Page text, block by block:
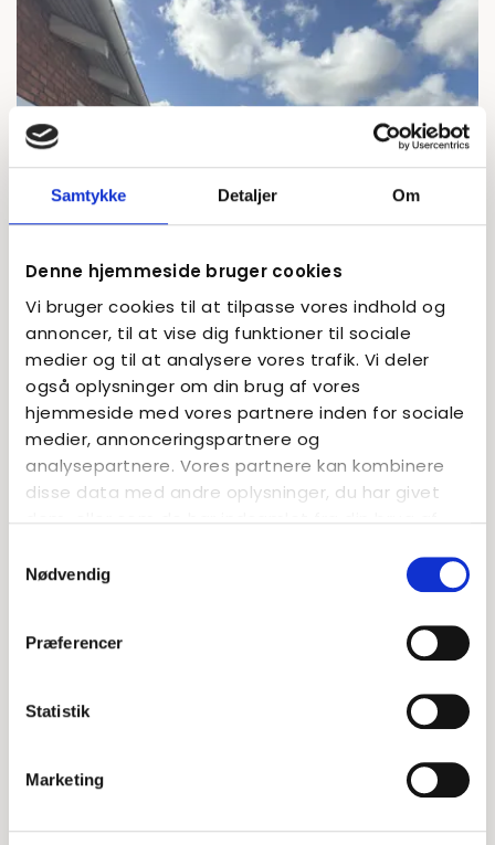
Samtykke Detaljer Om
Denne hjemmeside bruger cookies
Vi bruger cookies til at tilpasse vores indhold og
annoncer, til at vise dig funktioner til sociale
medier og til at analysere vores trafik. Vi deler
også oplysninger om din brug af vores
hjemmeside med vores partnere inden for sociale
medier, annonceringspartnere og
analysepartnere. Vores partnere kan kombinere
disse data med andre oplysninger, du har givet
Nødvendig
Præferencer
Statistik
Marketing
Basen Nord 2 i Birkerød | 8.-10. klasse
Vores unge elever i udskolingen har deres egen
del af Basen Nord i den store røde bygning på
Søndervangen 51. Læs mere om miljøet og
stemningen her.
Læs mere